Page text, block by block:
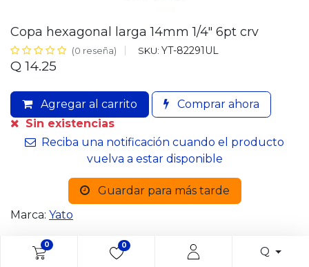
0 0 Q
Copa hexagonal larga 14mm 1/4" 6pt crv
(0 reseña) SKU: YT-82291UL
Q 14.25
Agregar al carrito
Comprar ahora
Sin existencias
Reciba una notificación cuando el producto
vuelva a estar disponible
Guardar para más tarde
Marca: Yato
Habla con un asesor